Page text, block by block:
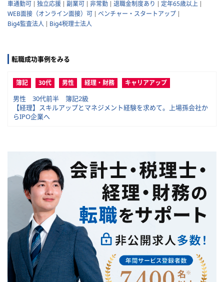
車通勤可
独立応援 副業可 非常勤 退職金制度あり
定年65歳以上
WEB面接（オンライン面接）可
ベンチャー・スタートアップ
Big4監査法人
Big4税理士法人
転職成功事例をみる
簿記 30代 男性 経理・財務 キャリアアップ
男性 30代前半 簿記2級
【経理】スキルアップとマネジメント経験を求めて。上場孫会社か
らIPO企業へ